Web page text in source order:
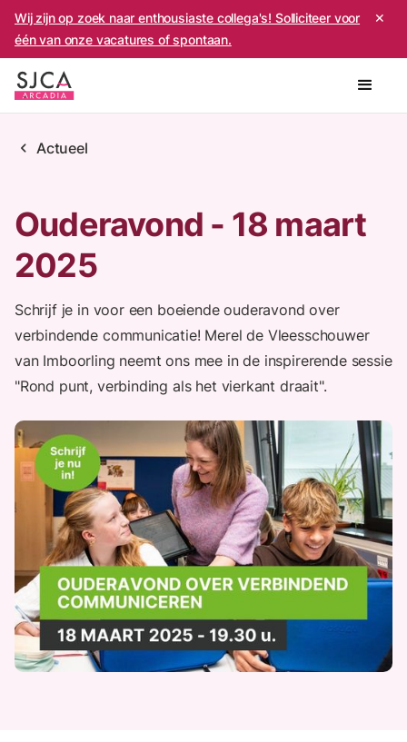
Wij zijn op zoek naar enthousiaste collega's! Solliciteer voor
één van onze vacatures of spontaan.
✕
chevron_left Actueel
Ouderavond - 18 maart
2025
Schrijf je in voor een boeiende ouderavond over
verbindende communicatie! Merel de Vleesschouwer
van Imboorling neemt ons mee in de inspirerende sessie
"Rond punt, verbinding als het vierkant draait".